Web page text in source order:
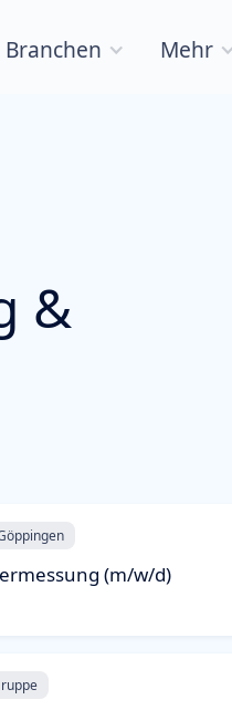
Branchen Mehr
&
(m/w/d)